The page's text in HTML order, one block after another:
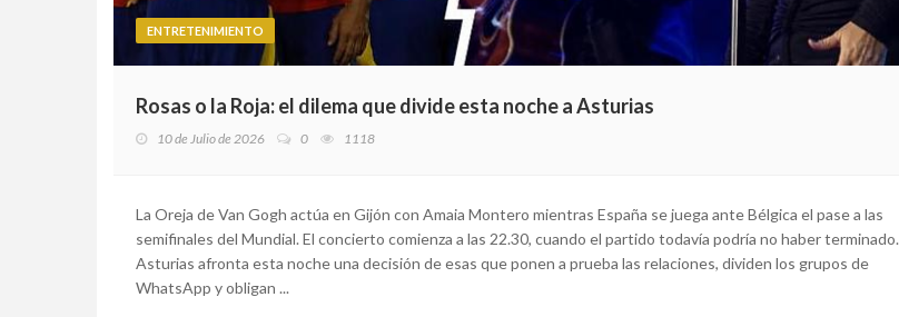
ENTRETENIMIENTO
Rosas o la Roja: el dilema que divide esta noche a Asturias
10 de Julio de 2026 0 1118
La Oreja de Van Gogh actúa en Gijón con Amaia Montero mientras España se juega ante Bélgica el pase a las
semifinales del Mundial. El concierto comienza a las 22.30, cuando el partido todavía podría no haber terminado.
Asturias afronta esta noche una decisión de esas que ponen a prueba las relaciones, dividen los grupos de
WhatsApp y obligan ...